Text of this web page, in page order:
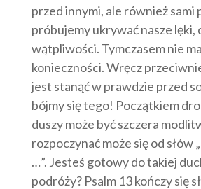
przed innymi, ale również sami
próbujemy ukrywać nasze lęki,
wątpliwości. Tymczasem nie
konieczności. Wręcz
jest stanąć w prawdzie przed
bójmy się tego! Początkiem
duszy może być szczera
rozpoczynać może się od słów
…”. Jesteś gotowy do takiej
podróży? Psalm 13 kończy się